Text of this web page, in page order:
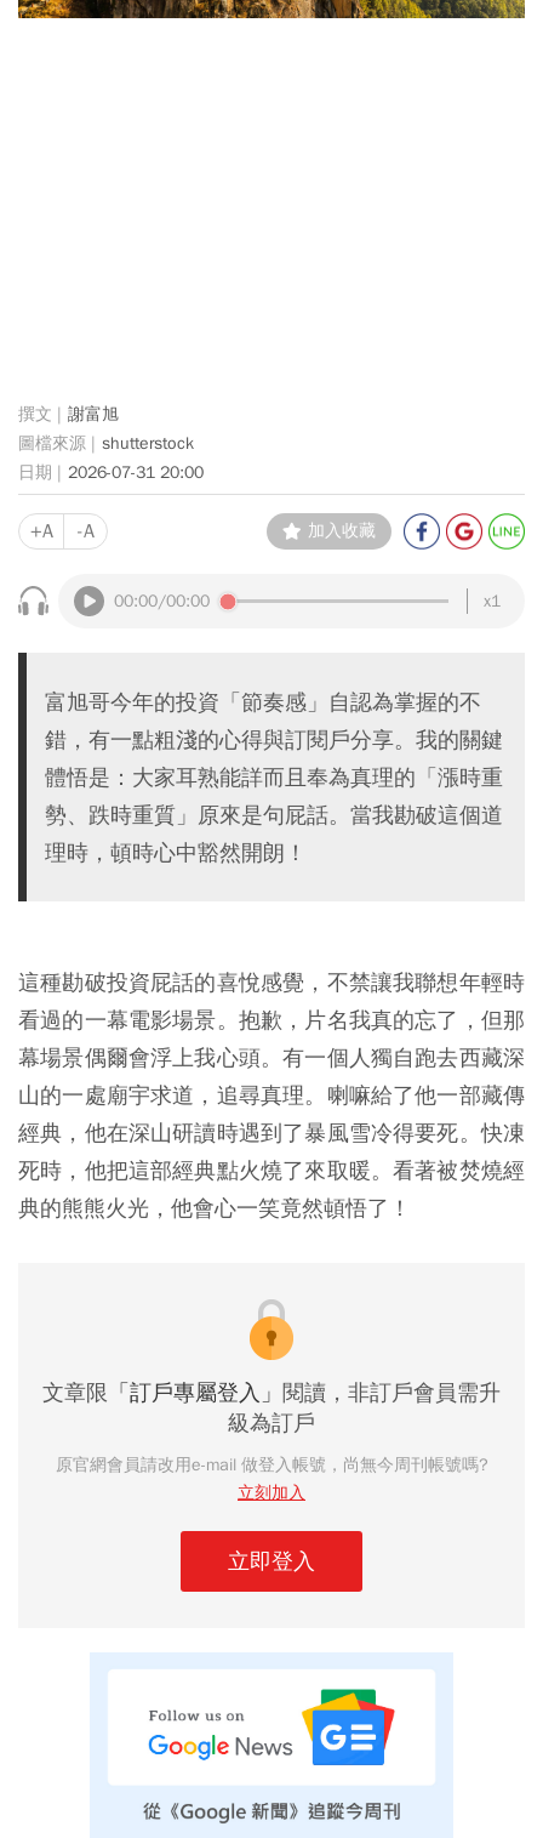
謝富旭
shutterstock
2026-07-31 20:00
+A -A 加入收藏
00:00/00:00 x1
富旭哥今年的投資「節奏感」自認為掌握的不
錯，有一點粗淺的心得與訂閱戶分享。我的關鍵
體悟是：大家耳熟能詳而且奉為真理的「漲時重
勢、跌時重質」原來是句屁話。當我勘破這個道
理時，頓時心中豁然開朗！
這種勘破投資屁話的喜悅感覺，不禁讓我聯想年輕時
看過的一幕電影場景。抱歉，片名我真的忘了，但那
幕場景偶爾會浮上我心頭。有一個人獨自跑去西藏深
山的一處廟宇求道，追尋真理。喇嘛給了他一部藏傳
經典，他在深山研讀時遇到了暴風雪冷得要死。快凍
死時，他把這部經典點火燒了來取暖。看著被焚燒經
典的熊熊火光，他會心一笑竟然頓悟了！
文章限 「訂戶專屬登入」 閱讀，非訂戶會員需升
級為訂戶
原官網會員請改用e-mail 做登入帳號，尚無今周刊帳號嗎?
立刻加入
立即登入